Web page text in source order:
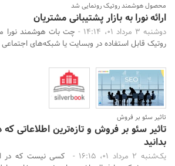
محصول هوشمند روتیک رونمایی شد
ارائه نورا به بازار پشتیبانی مشتریان
دوشنبه 3 مرداد 01، 14:14 -
چت بات هوشمند نورا
روتیک قابل استفاده در وبسایت یا شبکه‌های اجتماعی
تاثیر سئو بر فروش
تاثیر سئو بر فروش و تازه‌ترین اطلاعاتی که
بدانید
یک‌شنبه 2 مرداد 01، 16:15 -
کسی نیست که در